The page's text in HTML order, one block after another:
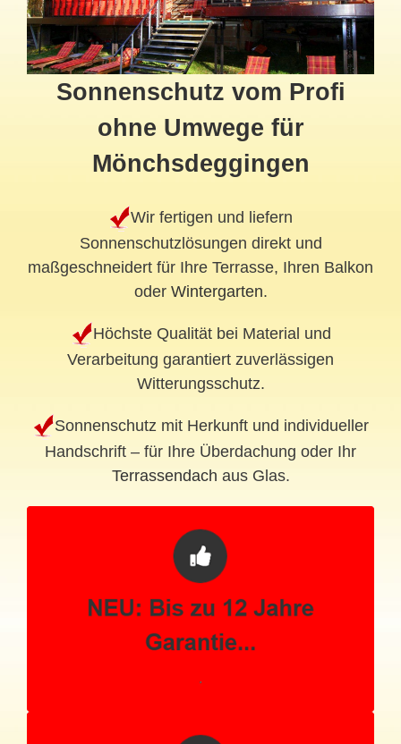
Sonnenschutz vom Profi
ohne Umwege für
Mönchsdeggingen
Wir fertigen und liefern
Sonnenschutzlösungen direkt und
maßgeschneidert für Ihre Terrasse, Ihren Balkon
oder Wintergarten.
Höchste Qualität bei Material und
Verarbeitung garantiert zuverlässigen
Witterungsschutz.
Sonnenschutz mit Herkunft und individueller
Handschrift – für Ihre Überdachung oder Ihr
Terrassendach aus Glas.